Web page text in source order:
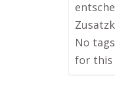
No
for this